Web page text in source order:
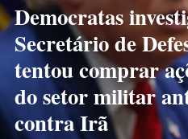
Democratas
Secretário de
tentou comprar
do setor militar
contra Irã